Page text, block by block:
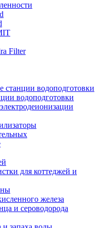
Filter
водоподготовки
водоподготовки
для коттеджей и
железа
и сероводорода